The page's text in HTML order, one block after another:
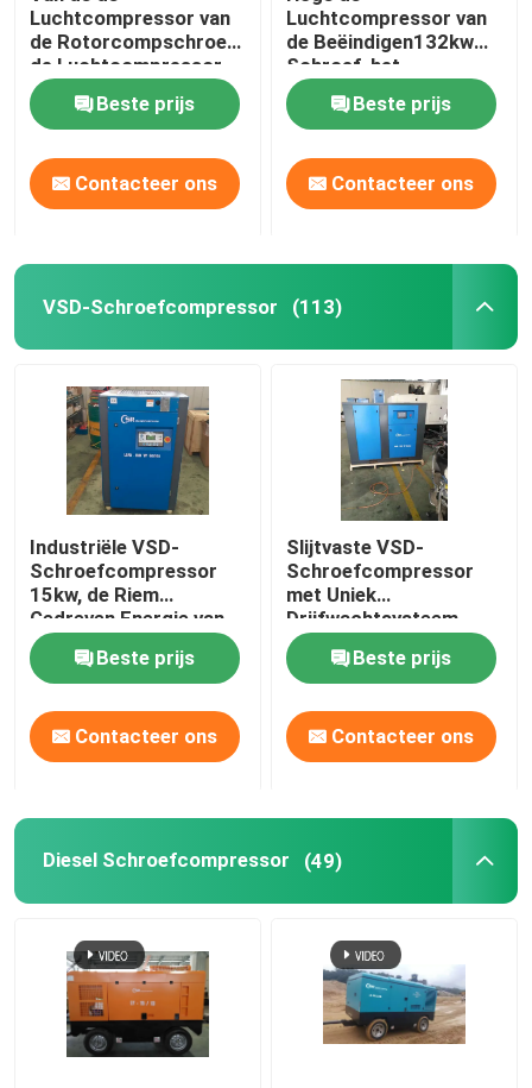
Luchtcompressor van
de Rotorcompschroef
de Luchtcompressor
Met motor voor
Gesmeerde Olie
Beste prijs
Contacteer ons
Luchtcompressor van
de Beëindigen132kw
Schroef, het
Industriële
Rotorcomp-Beëindigen
van de Schroeflucht
Beste prijs
Contacteer ons
VSD-Schroefcompressor (113)
Industriële VSD-
Schroefcompressor
15kw, de Riem
Gedreven Energie van
de Luchtcompressor
50% - besparing
Beste prijs
Contacteer ons
Slijtvaste VSD-
Schroefcompressor
met Uniek
Drijfwachtsysteem
Beste prijs
Contacteer ons
Diesel Schroefcompressor (49)